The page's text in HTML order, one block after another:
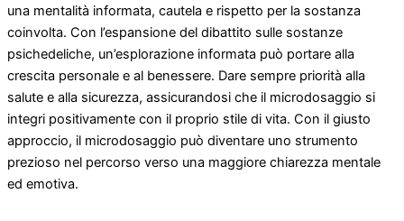
una mentalità informata, cautela e rispetto per la sostanza
coinvolta. Con l’espansione del dibattito sulle sostanze
psichedeliche, un’esplorazione informata può portare alla
crescita personale e al benessere. Dare sempre priorità alla
salute e alla sicurezza, assicurandosi che il microdosaggio si
integri positivamente con il proprio stile di vita. Con il giusto
approccio, il microdosaggio può diventare uno strumento
prezioso nel percorso verso una maggiore chiarezza mentale
ed emotiva.